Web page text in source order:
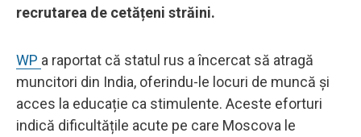
recrutarea de cetățeni străini.
WP a raportat că statul rus a încercat să atragă
muncitori din India, oferindu-le locuri de muncă și
acces la educație ca stimulente. Aceste eforturi
indică dificultățile acute pe care Moscova le